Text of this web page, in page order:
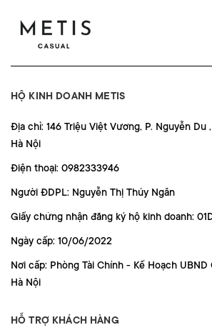
HỘ KINH DOANH METIS
Địa chỉ: 146 Triệu Việt Vương, P. Nguyễn Du
Hà Nội
Điện thoại: 0982333946
Người ĐDPL: Nguyễn Thị Thúy Ngân
Giấy chứng nhận đăng ký hộ kinh doanh:
Ngày cấp: 10/06/2022
Nơi cấp: Phòng Tài Chính - Kế Hoạch UBND
Hà Nội
HỖ TRỢ KHÁCH HÀNG